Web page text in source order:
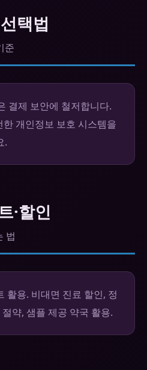
택법
준
결제 보안에 철저합니다.
한 개인정보 보호 시스템을
.
·할인
법
활용. 비대면 진료 할인, 정
약, 샘플 제공 약국 활용.